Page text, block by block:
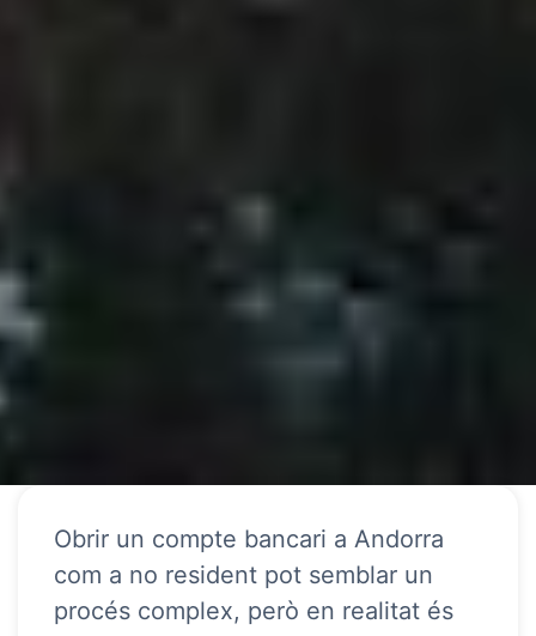
Obrir un compte bancari a Andorra
com a no resident pot semblar un
procés complex, però en realitat és